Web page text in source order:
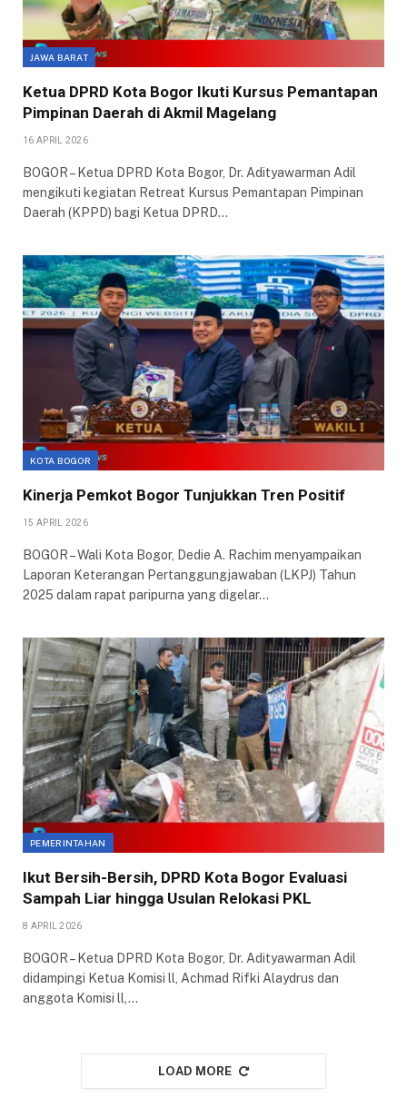
JAWA BARAT
Ketua DPRD Kota Bogor Ikuti Kursus Pemantapan
Pimpinan Daerah di Akmil Magelang
16 APRIL 2026
BOGOR – Ketua DPRD Kota Bogor, Dr. Adityawarman Adil
mengikuti kegiatan Retreat Kursus Pemantapan Pimpinan
Daerah (KPPD) bagi Ketua DPRD…
KOTA BOGOR
Kinerja Pemkot Bogor Tunjukkan Tren Positif
15 APRIL 2026
BOGOR – Wali Kota Bogor, Dedie A. Rachim menyampaikan
Laporan Keterangan Pertanggungjawaban (LKPJ) Tahun
2025 dalam rapat paripurna yang digelar…
PEMERINTAHAN
Ikut Bersih-Bersih, DPRD Kota Bogor Evaluasi
Sampah Liar hingga Usulan Relokasi PKL
8 APRIL 2026
BOGOR – Ketua DPRD Kota Bogor, Dr. Adityawarman Adil
didampingi Ketua Komisi ll, Achmad Rifki Alaydrus dan
anggota Komisi ll,…
LOAD MORE